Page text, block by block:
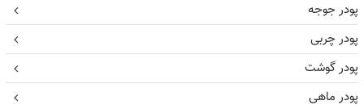
پودر جوجه
پودر چربی
پودر گوشت
پودر ماهی